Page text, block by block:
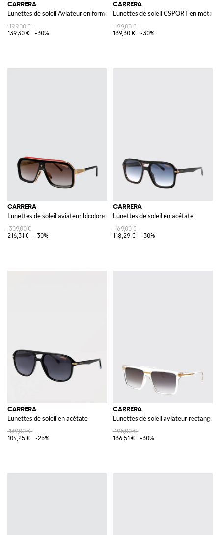
CARRERA
Lunettes de soleil Aviateur en forme de goutte en métal avec double pont
199,00 €
139,30 €
-30%
CARRERA
Lunettes de soleil CSPORT en métal
199,00 €
139,30 €
-30%
CARRERA
Lunettes de soleil aviateur bicolores en métal et acétate
309,00 €
216,31 €
-30%
CARRERA
Lunettes de soleil en acétate
169,00 €
118,29 €
-30%
CARRERA
Lunettes de soleil en acétate
139,00 €
104,25 €
-25%
CARRERA
Lunettes de soleil aviateur
195,00 €
136,51 €
-30%